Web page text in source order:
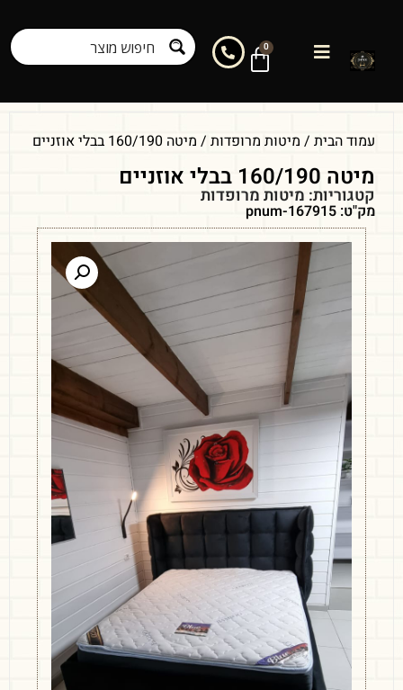
0
עמוד הבית / מיטות מרופדות / מיטה 160/190 בבלי אוזניים
מיטה 160/190 בבלי אוזניים
קטגוריות: מיטות מרופדות
מק"ט: pnum-167915